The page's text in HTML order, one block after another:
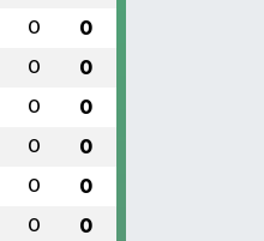
0 0
0 0
0 0
0 0
0 0
0 0